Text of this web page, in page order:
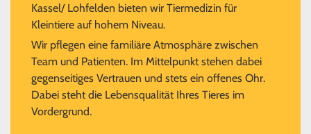
Kassel/ Lohfelden bieten wir Tiermedizin für
Kleintiere auf hohem Niveau.
Wir pflegen eine familiäre Atmosphäre zwischen
Team und Patienten. Im Mittelpunkt stehen dabei
gegenseitiges Vertrauen und stets ein offenes Ohr.
Dabei steht die Lebensqualität Ihres Tieres im
Vordergrund.